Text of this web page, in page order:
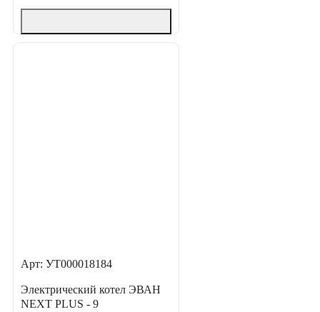
Арт: УТ000018184
Электрический котел ЭВАН
NEXT PLUS - 9